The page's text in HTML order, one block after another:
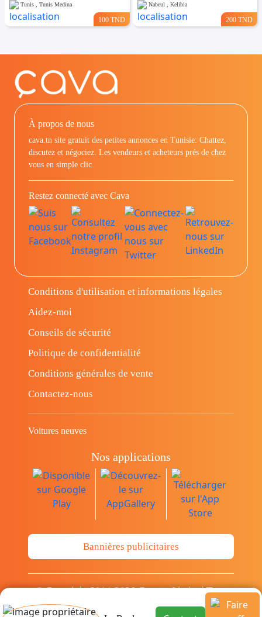
Tunis , Tunis Medina
100 TND
Nabeul , Kelibia
200 TND
À propos de nous
cava.tn site gratuit des petites annonces en Tunisie: Chattez,
discutez et négociez. Les vendeurs et acheteurs prés de chez
vous en simple clic.
Restez connecté avec Cava
Conditions d'utilisation et informations légales
Aidez-moi
Conseils de sécurité
Politique de confidentialité
Conditions générales de vente
Contactez-nous
Voitures neuves
Nos applications
Bannières publicitaires
© Copyright 2014-2026 Cava.tn Limited Tous
les droits sont réservés.